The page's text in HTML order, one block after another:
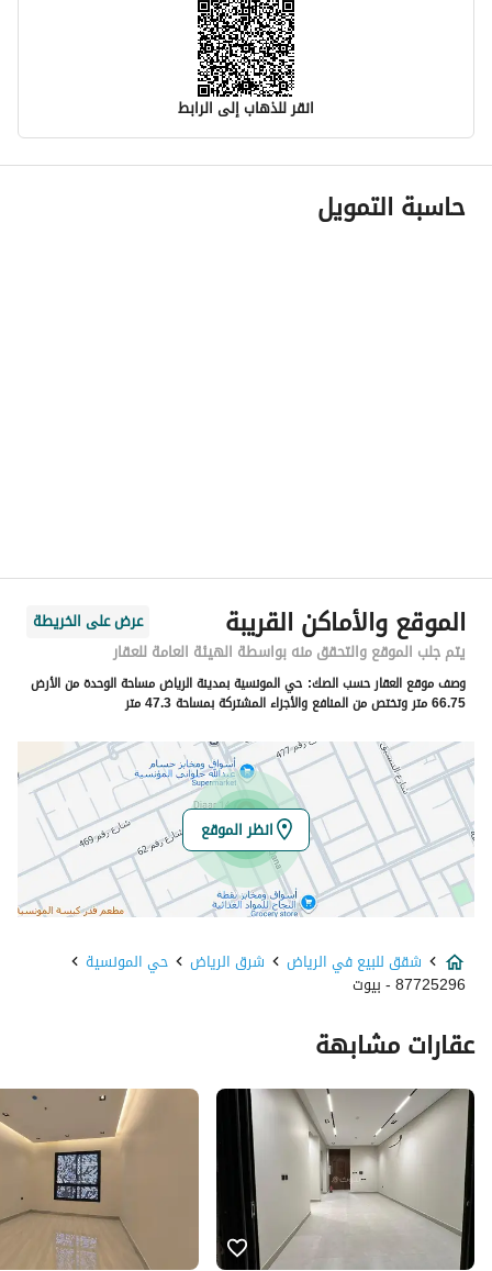
انقر للذهاب إلى الرابط
معلومات مسؤول الإعلان
اسم المسؤول
رقم المبنى
6944
الرقم الاضافي
3207
خط العرض
24.832620388666694
خط الطول
46.7545083656209
تفاصيل العقار
نوع الإعلان
للبيع
استخدام العقار
-
السعر
المساحة
129.57
عدد الغرف
خدمات العقار
حاسبة التمويل
الموقع والأماكن القريبة
عرض على الخريطة
يتم جلب الموقع والتحقق منه بواسطة الهيئة العامة للعقار
وصف موقع العقار حسب الصك: حي المونسية بمدينة الرياض مساحة الوحدة من الأرض
66.75 متر وتختص من المنافع والأجزاء المشتركة بمساحة 47.3 متر
انظر الموقع
شقق للبيع في الرياض شرق الرياض حي المونسية
87725296 - بيوت
عقارات مشابهة